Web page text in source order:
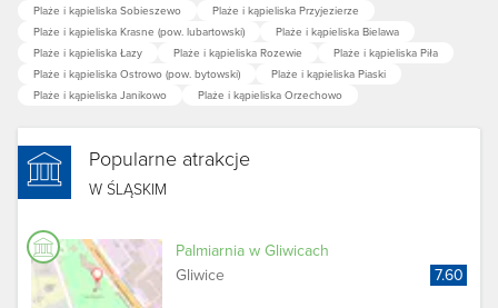
Plaże i kąpieliska Sobieszewo
Plaże i kąpieliska Przyjezierze
Plaże i kąpieliska Krasne (pow. lubartowski)
Plaże i kąpieliska Bielawa
Plaże i kąpieliska Łazy
Plaże i kąpieliska Rozewie
Plaże i kąpieliska Piła
Plaże i kąpieliska Ostrowo (pow. bytowski)
Plaże i kąpieliska Piaski
Plaże i kąpieliska Janikowo
Plaże i kąpieliska Orzechowo
Popularne atrakcje
W ŚLĄSKIM
Palmiarnia w Gliwicach
Gliwice
7.60